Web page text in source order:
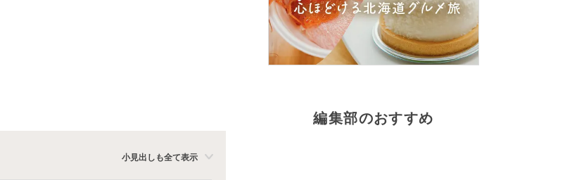
小見出しも全て表示
編集部のおすすめ